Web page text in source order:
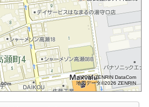
©2026 ZENRIN DataCom
地図データ©2026 ZENRIN